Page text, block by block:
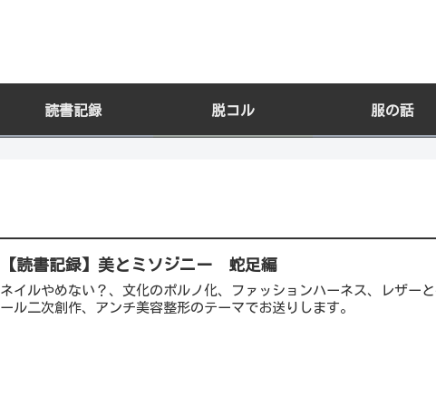
読書記録 脱コル 服の話
【読書記録】美とミソジニー 蛇足編
ネイルやめない？、文化のポルノ化、ファッションハーネス、レザー
ール二次創作、アンチ美容整形のテーマでお送りします。